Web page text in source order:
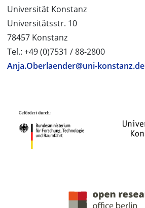
Universität Konstanz
Universitätsstr. 10
78457 Konstanz
Tel.: +49 (0)7531 / 88-2800
Anja.Oberlaender@uni-konstanz.de